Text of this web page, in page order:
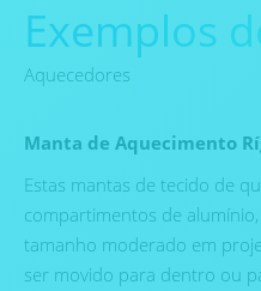
Exemplos
Aquecedores
Manta de Aquecimento
Estas mantas de tecido de
compartimentos de
tamanho moderado em
ser movido para dentro ou